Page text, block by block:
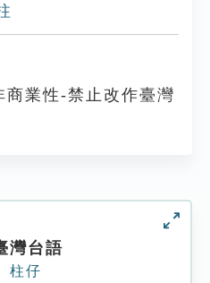
業性-禁止改作臺灣
灣台語
柱仔